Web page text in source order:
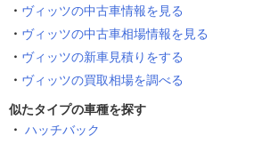
ヴィッツの中古車情報を見る
ヴィッツの中古車相場情報を見る
ヴィッツの新車見積りをする
ヴィッツの買取相場を調べる
似たタイプの車種を探す
ハッチバック